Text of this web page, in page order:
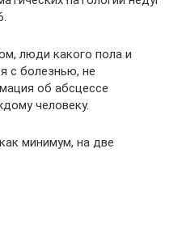
люди какого пола и
с болезнью, не
об абсцессе
человеку.
минимум, на две